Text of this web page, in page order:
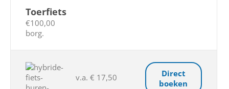
Toerfiets
€100,00
borg.
v.a. € 17,50
Direct
boeken